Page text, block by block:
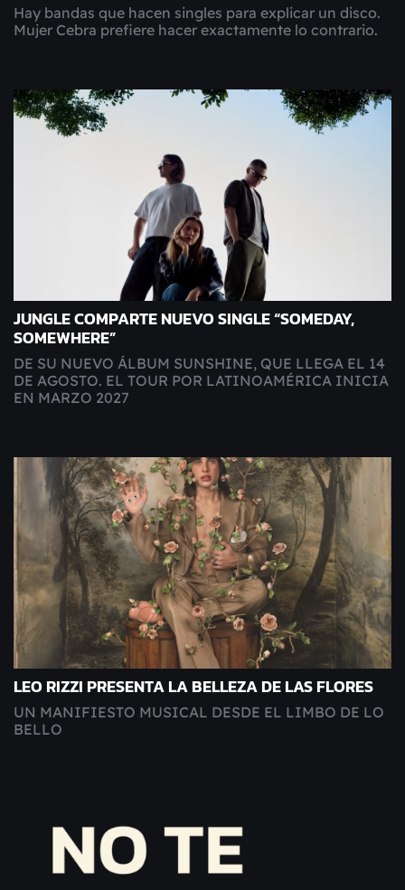
Hay bandas que hacen singles para explicar un disco.
Mujer Cebra prefiere hacer exactamente lo contrario.
JUNGLE COMPARTE NUEVO SINGLE “SOMEDAY,
SOMEWHERE”
DE SU NUEVO ÁLBUM SUNSHINE, QUE LLEGA EL 14
DE AGOSTO. EL TOUR POR LATINOAMÉRICA INICIA
EN MARZO 2027
LEO RIZZI PRESENTA LA BELLEZA DE LAS FLORES
UN MANIFIESTO MUSICAL DESDE EL LIMBO DE LO
BELLO